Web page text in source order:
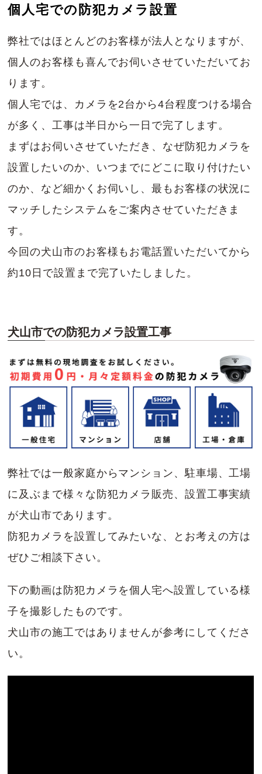
個人宅での防犯カメラ設置
弊社ではほとんどのお客様が法人となりますが、
個人のお客様も喜んでお伺いさせていただいてお
ります。
個人宅では、カメラを2台から4台程度つける場合
が多く、工事は半日から一日で完了します。
まずはお伺いさせていただき、なぜ防犯カメラを
設置したいのか、いつまでにどこに取り付けたい
のか、など細かくお伺いし、最もお客様の状況に
マッチしたシステムをご案内させていただきま
す。
今回の犬山市のお客様もお電話置いただいてから
約10日で設置まで完了いたしました。
犬山市での防犯カメラ設置工事
弊社では一般家庭からマンション、駐車場、工場
に及ぶまで様々な防犯カメラ販売、設置工事実績
が犬山市であります。
防犯カメラを設置してみたいな、とお考えの方は
ぜひご相談下さい。
下の動画は防犯カメラを個人宅へ設置している様
子を撮影したものです。
犬山市の施工ではありませんが参考にしてくださ
い。